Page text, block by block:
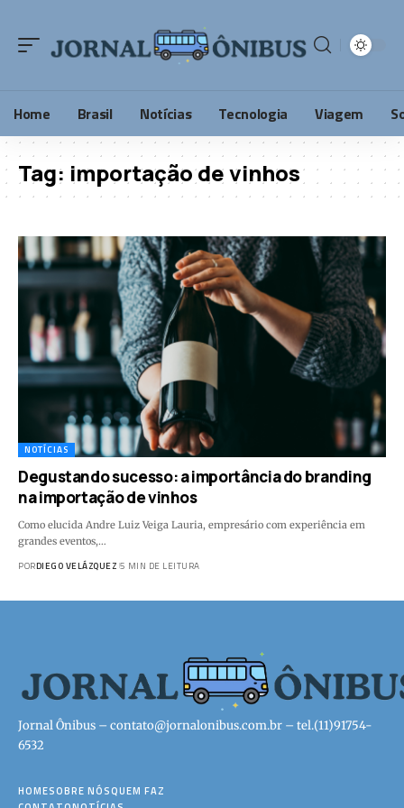
Home Brasil Notícias Tecnologia Viagem
Tag: importação de vinhos
NOTÍCIAS
Degustando sucesso: a importância do branding
na importação de vinhos
Como elucida Andre Luiz Veiga Lauria, empresário com experiência em
grandes eventos,…
PORDIEGO VELÁZQUEZ 5 MIN DE LEITURA
Jornal Ônibus – contato@jornalonibus.com.br – tel.(11)91754-
6532
HOMESOBRE NÓSQUEM FAZ